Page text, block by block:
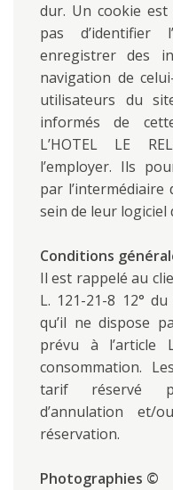
dur. Un cookie
pas d’identifier
enregistrer des
navigation de
utilisateurs du
informés de
L’HOTEL LE
l’employer. Ils
par
sein de leur logiciel
Conditions
Il est rappelé au
L. 121-21-8 12°
qu’il ne dispose
prévu à l’article
consommation.
tarif réservé
d’annulation
réservation.
Photographies ©